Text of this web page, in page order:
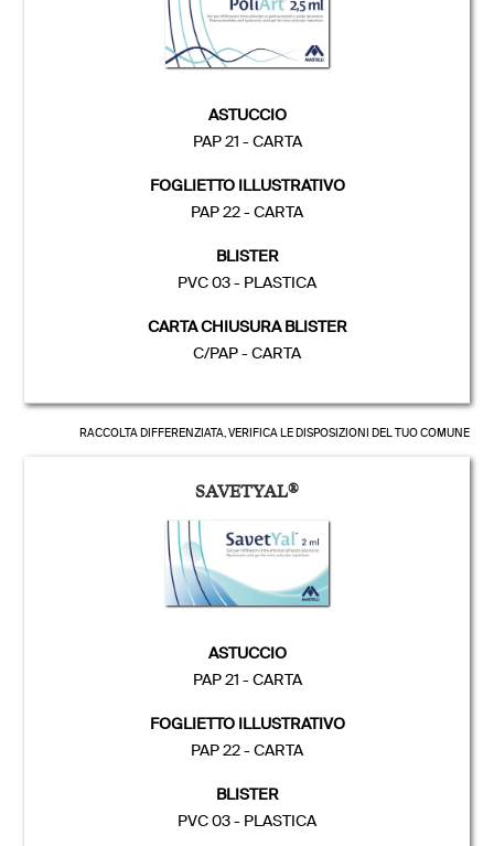
ASTUCCIO
PAP 21 - CARTA
FOGLIETTO ILLUSTRATIVO
PAP 22 - CARTA
BLISTER
PVC 03 - PLASTICA
CARTA CHIUSURA BLISTER
C/PAP - CARTA
RACCOLTA DIFFERENZIATA, VERIFICA LE DISPOSIZIONI DEL TUO COMUNE
SAVETYAL®
ASTUCCIO
PAP 21 - CARTA
FOGLIETTO ILLUSTRATIVO
PAP 22 - CARTA
BLISTER
PVC 03 - PLASTICA